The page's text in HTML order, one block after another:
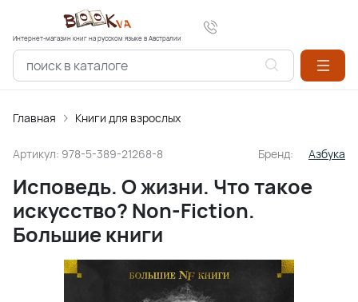
Интернет-магазин книг на русском языке в Австралии
Главная Книги для взрослых
Артикул: 978-5-389-21268-8 Бренд: Азбука
Исповедь. О жизни. Что такое
искусство? Non-Fiction.
Большие книги